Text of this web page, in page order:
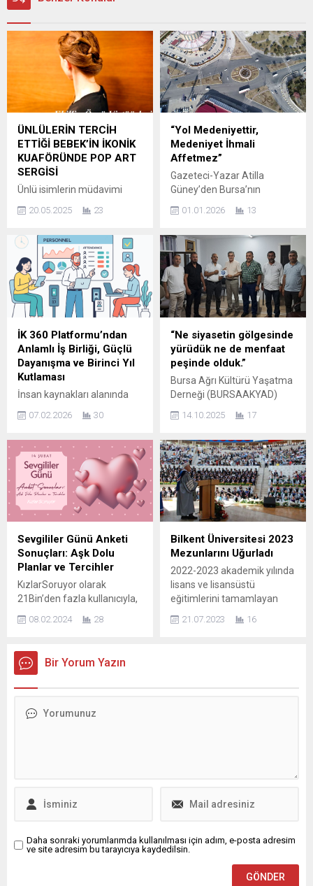
ÜNLÜLERİN TERCİH
ETTİĞİ BEBEK’İN İKONİK
KUAFÖRÜNDE POP ART
SERGİSİ
Ünlü isimlerin müdavimi
kuaförü Ebil Saç Tasarım,
kutlarken güzelliğin yanı sıra
sanata da alan açıyor.
Babasından devraldığı 75
yıllık köklü mirası modern
vizyonla birleştiren Mahmut
Ebil, bu özel yılı mimar ve
sanatçı Gözde Öney
Gürbüzer’in Pop Art
sergisiyle kutluyor. Sanat ve
Güzellik Aynı Çatıda
20.05.2025 23
“Yol Medeniyettir,
Medeniyet İhmali
Affetmez”
Gazeteci-Yazar Atilla
Güney’den Bursa’nın
Çağrı:“Yol Medeniyettir,
Affetmez” Gazeteci-yazar
Atilla Güney, Bursa’nın yol
altyapısına ilişkin kaleme
aldığı çarpıcı
değerlendirmede, yolların
yalnızca bir ulaşım unsuru
değil, bir şehrin medeniyet
aynası olduğunu vurguladı.
“Yol medeniyettir, yol
kültürdür” sözleriyle
yazısına başlayan Güney,
Bursa’nın mevcut yol
durumunun kentin tarihi,...
01.01.2026 13
İK 360 Platformu’ndan
Anlamlı İş Birliği, Güçlü
Dayanışma ve Birinci Yıl
Kutlaması
İnsan kaynakları alanında
yaratan İK 360 Platformu,
imza attı hem de
kuruluşunun birinci yılını
güçlü bir katılımla kutladı. İK
360 Platformu Kurucu
Başkanı Fatma Memiş
öncülüğünde, Eryıldız Grup iş
birliğiyle hayata geçirilen
organizasyon; gönüllülük,
dayanışma ve ortak üretim
07.02.2026 30
“Ne siyasetin gölgesinde
yürüdük ne de menfaat
peşinde olduk.”
Bursa Ağrı Kültürü Yaşatma
Derneği (BURSAAKYAD)
Eğilmedik, Şimdi Noktayı
kamuoyuna duygusal veda
açıklaması: “Ne siyasetin
gölgesinde yürüdük ne de
menfaat peşinde olduk.”
Bursa’da 2018 yılında
kurulan ve kısa sürede
şehrin önemli sivil toplum
kuruluşlarından biri haline
gelen Bursa Ağrı Kültürü
Yaşatma Derneği
(BURSAAKYAD), altı...
14.10.2025 17
Sevgililer Günü Anketi
Sonuçları: Aşk Dolu
Planlar ve Tercihler
KızlarSoruyor olarak
21Bin’den fazla kullanıcıyla,
gerçekleştirdiğimiz özel bir
paylaşmak istiyoruz.
Romantik mi romantik,
başladı mı? Anketimize
08.02.2024 28
Bilkent Üniversitesi 2023
Mezunlarını Uğurladı
2022-2023 akademik yılında
lisans ve lisansüstü
eğitimlerini tamamlayan
19, Temmuz tarihlerinde,
21.07.2023 16
Bir Yorum Yazın
Daha sonraki yorumlarımda kullanılması için adım, e-posta adresim
ve site adresim bu tarayıcıya kaydedilsin.